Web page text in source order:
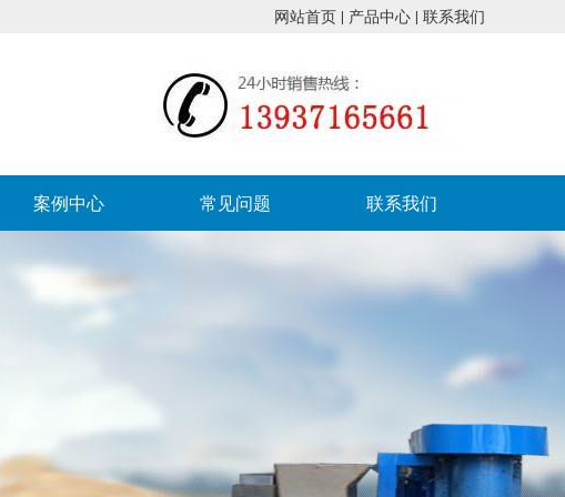
网站首页 | 产品中心 | 联系我们
案例中心 常见问题 联系我们